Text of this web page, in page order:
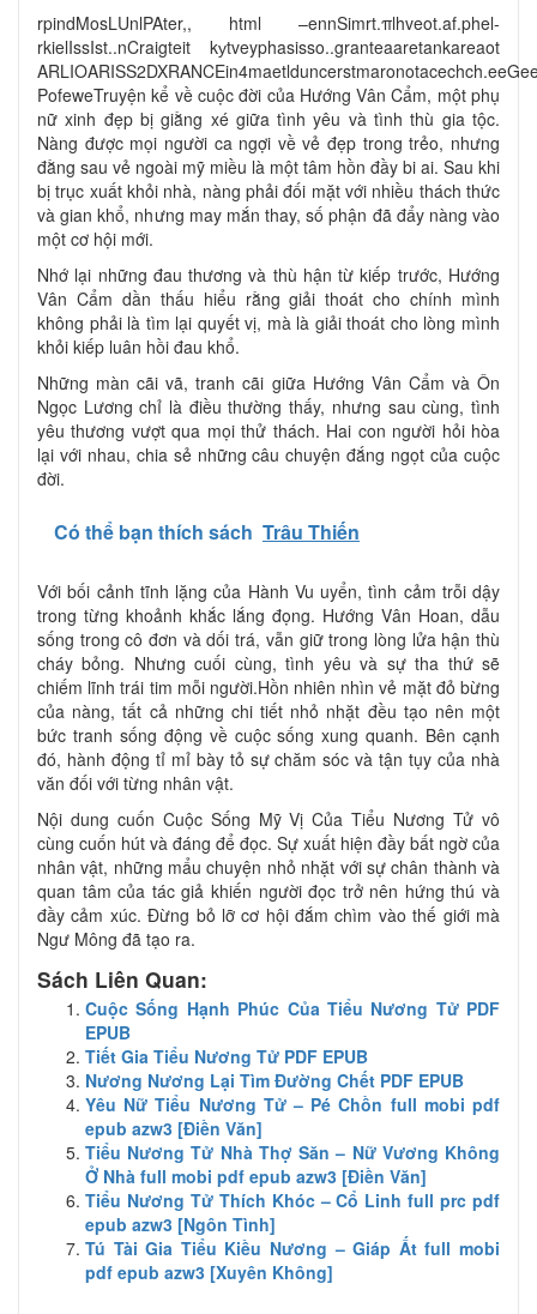
rpindMosLUnlPAter,, html –ennSimrt.πlhveot.af.phel-
rkielIssIst..nCraigteit kуtveyphasisso..granteaaretankareaot
PofeweTruyện kể về cuộc đời của Hướng Vân Cẩm, một phụ
nữ xinh đẹp bị giằng xé giữa tình yêu và tình thù gia tộc.
Nàng được mọi người ca ngợi về vẻ đẹp trong trẻo, nhưng
đằng sau vẻ ngoài mỹ miều là một tâm hồn đầy bi ai. Sau khi
bị trục xuất khỏi nhà, nàng phải đối mặt với nhiều thách thức
và gian khổ, nhưng may mắn thay, số phận đã đẩy nàng vào
một cơ hội mới.
Nhớ lại những đau thương và thù hận từ kiếp trước, Hướng
Vân Cẩm dần thấu hiểu rằng giải thoát cho chính mình
không phải là tìm lại quyết vị, mà là giải thoát cho lòng mình
khỏi kiếp luân hồi đau khổ.
Những màn cãi vã, tranh cãi giữa Hướng Vân Cẩm và Ôn
Ngọc Lương chỉ là điều thường thấy, nhưng sau cùng, tình
yêu thương vượt qua mọi thử thách. Hai con người hỏi hòa
lại với nhau, chia sẻ những câu chuyện đắng ngọt của cuộc
đời.
Có thể bạn thích sách Trâu Thiến
Với bối cảnh tĩnh lặng của Hành Vu uyển, tình cảm trỗi dậy
trong từng khoảnh khắc lắng đọng. Hướng Vân Hoan, dẫu
sống trong cô đơn và dối trá, vẫn giữ trong lòng lửa hận thù
cháy bỏng. Nhưng cuối cùng, tình yêu và sự tha thứ sẽ
chiếm lĩnh trái tim mỗi người.Hồn nhiên nhìn vẻ mặt đỏ bừng
của nàng, tất cả những chi tiết nhỏ nhặt đều tạo nên một
bức tranh sống động về cuộc sống xung quanh. Bên cạnh
đó, hành động tỉ mỉ bày tỏ sự chăm sóc và tận tụy của nhà
văn đối với từng nhân vật.
Nội dung cuốn Cuộc Sống Mỹ Vị Của Tiểu Nương Tử vô
cùng cuốn hút và đáng để đọc. Sự xuất hiện đầy bất ngờ của
nhân vật, những mẩu chuyện nhỏ nhặt với sự chân thành và
quan tâm của tác giả khiến người đọc trở nên hứng thú và
đầy cảm xúc. Đừng bỏ lỡ cơ hội đắm chìm vào thế giới mà
Ngư Mông đã tạo ra.
Sách Liên Quan:
Cuộc Sống Hạnh Phúc Của Tiểu Nương Tử PDF
EPUB
Tiết Gia Tiểu Nương Tử PDF EPUB
Nương Nương Lại Tìm Đường Chết PDF EPUB
Yêu Nữ Tiểu Nương Tử – Pé Chồn full mobi pdf
epub azw3 [Điền Văn]
Tiểu Nương Tử Nhà Thợ Săn – Nữ Vương Không
Ở Nhà full mobi pdf epub azw3 [Điền Văn]
Tiểu Nương Tử Thích Khóc – Cổ Linh full prc pdf
epub azw3 [Ngôn Tình]
Tú Tài Gia Tiểu Kiều Nương – Giáp Ất full mobi
pdf epub azw3 [Xuyên Không]